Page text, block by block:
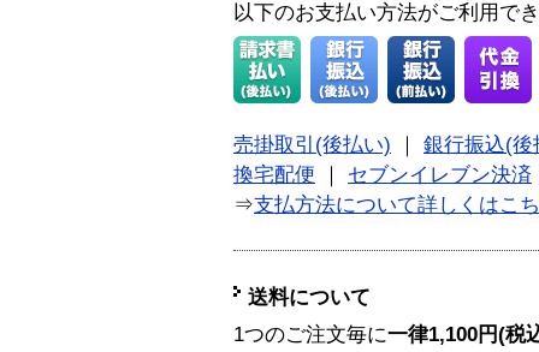
以下のお支払い方法がご利用で
売掛取引(後払い)
銀行振込(後
換宅配便
セブンイレブン決済
⇒支払方法について詳しくはこ
送料について
1つのご注文毎に一律1,100円(税